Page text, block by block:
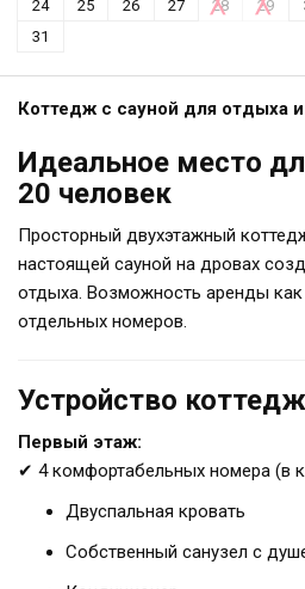
24 25 26 27 28 29
31
Коттедж с сауной для отдыха
Идеальное место
20 человек
Просторный двухэтажный
настоящей сауной на дровах
отдыха. Возможность аренды как
отдельных номеров.
Устройство
Первый этаж:
✔ 4 комфортабельных номера (в
Двуспальная кровать
Собственный санузел с